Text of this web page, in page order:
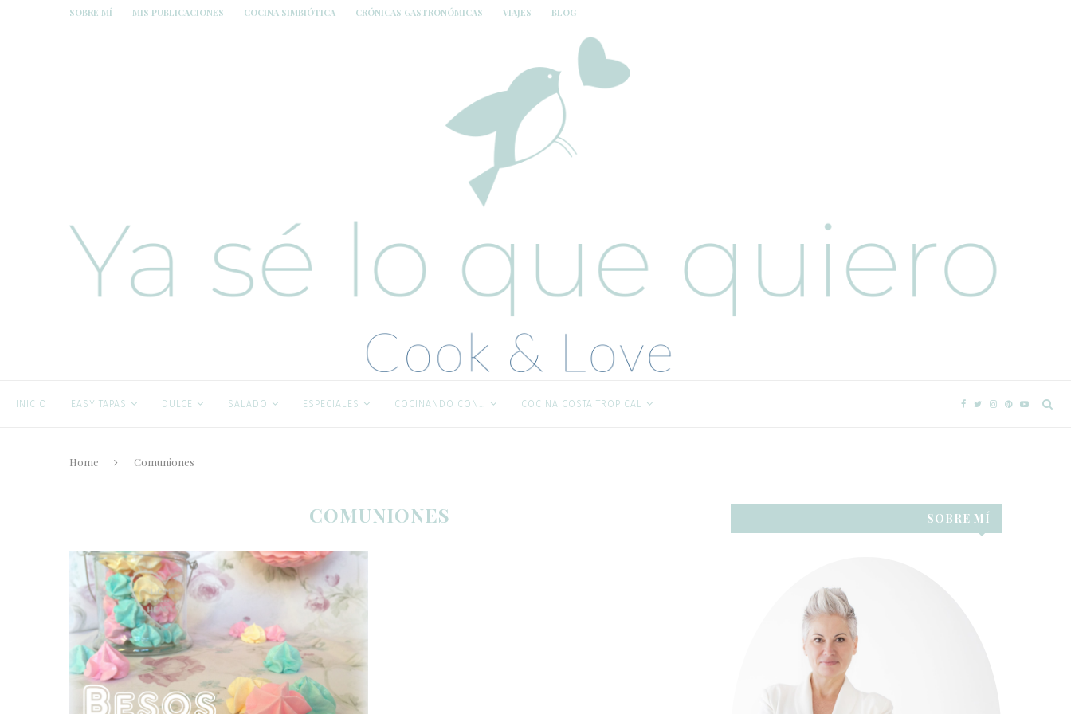
SOBRE MÍ MIS PUBLICACIONES COCINA SIMBIÓTICA CRÓNICAS GASTRONÓMICAS VIAJES BLOG
INICIO EASY TAPAS DULCE SALADO ESPECIALES COCINANDO CON… COCINA COSTA TROPICAL
Home Comuniones
COMUNIONES SOBRE MÍ